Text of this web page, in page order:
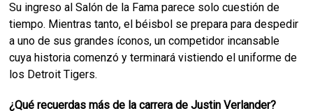
Su ingreso al Salón de la Fama parece solo cuestión de
tiempo. Mientras tanto, el béisbol se prepara para despedir
a uno de sus grandes íconos, un competidor incansable
cuya historia comenzó y terminará vistiendo el uniforme de
los Detroit Tigers.
¿Qué recuerdas más de la carrera de Justin Verlander?